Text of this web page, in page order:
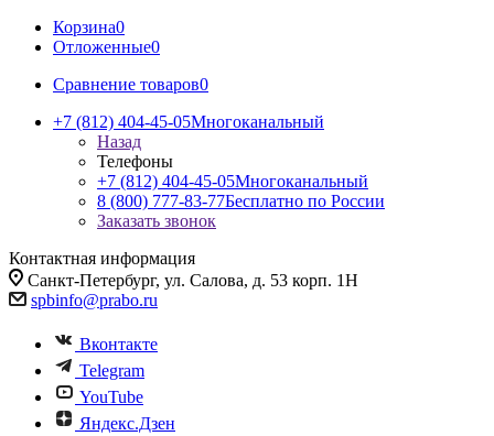
Корзина0
Отложенные0
Сравнение товаров0
+7 (812) 404-45-05Многоканальный
Назад
Телефоны
+7 (812) 404-45-05Многоканальный
8 (800) 777-83-77Бесплатно по России
Заказать звонок
Контактная информация
Санкт-Петербург, ул. Салова, д. 53 корп. 1Н
spbinfo@prabo.ru
Вконтакте
Telegram
YouTube
Яндекс.Дзен